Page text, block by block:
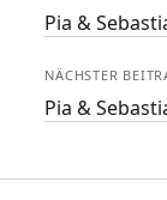
Pia &
NÄCHSTER
Pia &